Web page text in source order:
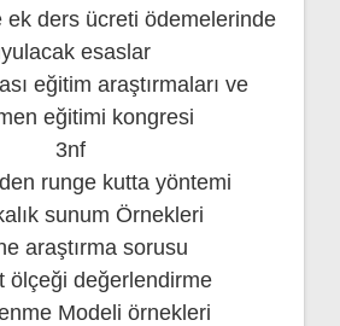
ek ders ücreti ödemelerinde
esaslar
eğitim araştırmaları ve
eğitimi kongresi
3nf
runge kutta yöntemi
sunum Örnekleri
araştırma sorusu
ölçeği değerlendirme
Modeli örnekleri